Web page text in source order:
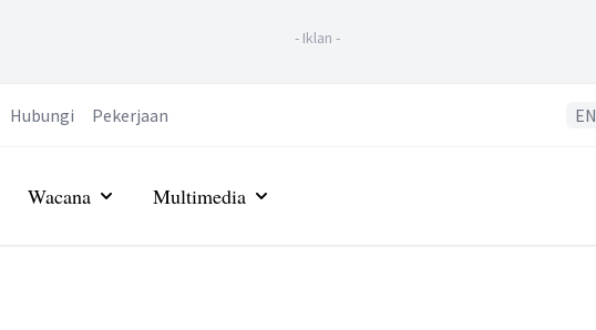
- Iklan -
Hubungi Pekerjaan EN
Wacana Multimedia